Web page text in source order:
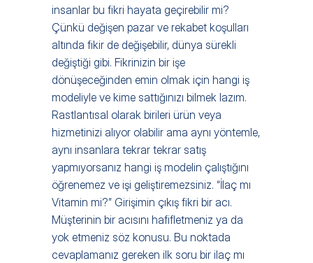
insanlar bu fikri hayata geçirebilir mi?
Çünkü değişen pazar ve rekabet koşulları
altında fikir de değişebilir, dünya sürekli
değiştiği gibi. Fikrinizin bir işe
dönüşeceğinden emin olmak için hangi iş
modeliyle ve kime sattığınızı bilmek lazım.
Rastlantısal olarak birileri ürün veya
hizmetinizi alıyor olabilir ama aynı yöntemle,
aynı insanlara tekrar tekrar satış
yapmıyorsanız hangi iş modelin çalıştığını
öğrenemez ve işi geliştiremezsiniz. “İlaç mı
Vitamin mi?” Girişimin çıkış fikri bir acı.
Müşterinin bir acısını hafifletmeniz ya da
yok etmeniz söz konusu. Bu noktada
cevaplamanız gereken ilk soru bir ilaç mı